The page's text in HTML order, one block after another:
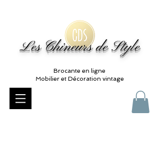
Les Chineurs de Style
Brocante en ligne
Mobilier et Décoration vintage